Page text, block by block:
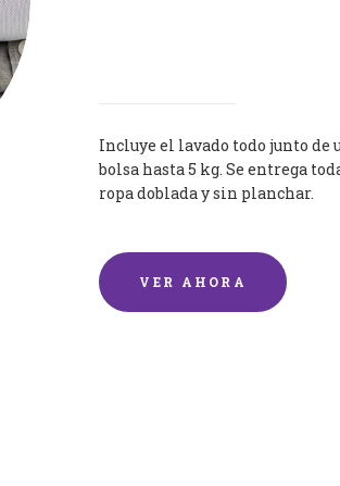
Incluye el lavado todo junto de
bolsa hasta 5 kg. Se entrega
ropa doblada y sin planchar.
VER AHORA